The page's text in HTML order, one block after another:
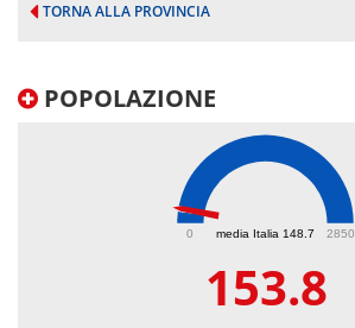
TORNA ALLA PROVINCIA
POPOLAZIONE
media Italia 148.7
0 2850
153.8